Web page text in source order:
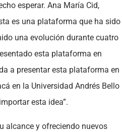
esperar. Ana María Cid,
es una plataforma que ha sido
una evolución durante cuatro
esta plataforma en
a presentar esta plataforma en
en la Universidad Andrés Bello
esta idea”.
alcance y ofreciendo nuevos